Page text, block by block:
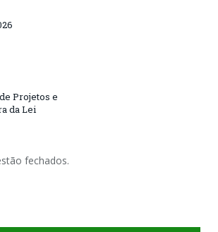
Projetos e
da Lei
fechados.